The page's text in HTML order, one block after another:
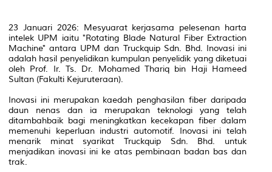
23 Januari 2026: Mesyuarat kerjasama pelesenan harta
intelek UPM iaitu "Rotating Blade Natural Fiber Extraction
Machine" antara UPM dan Truckquip Sdn. Bhd. Inovasi ini
adalah hasil penyelidikan kumpulan penyelidik yang diketuai
oleh Prof. Ir. Ts. Dr. Mohamed Thariq bin Haji Hameed
Sultan (Fakulti Kejuruteraan).
Inovasi ini merupakan kaedah penghasilan fiber daripada
daun nenas dan ia merupakan teknologi yang telah
ditambahbaik bagi meningkatkan kecekapan fiber dalam
memenuhi keperluan industri automotif. Inovasi ini telah
menarik minat syarikat Truckquip Sdn. Bhd. untuk
menjadikan inovasi ini ke atas pembinaan badan bas dan
trak.